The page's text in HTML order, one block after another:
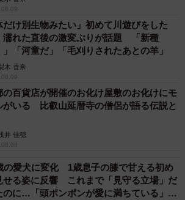
…
った小学生からも驚きの声をかけられ
ん。
『漢字読めるの？人間なの？』←にん
された途端、28万以上表示され、1万
いた写真には、またまた「止まれ」の
まって」いるももちゃんの姿が！
だけ別生物みたい」初めて川遊びをした
濡れた直後の激変ぶりが話題 「新種
」「河童だ」「毛刈りされたあとの羊」
木 香奈
の百貨店が開催のお化け屋敷のお化けにモ
がいる 比叡山延暦寺の僧侶が語る伝説と
井 佳穂
の愛犬に変化 1歳息子の膝で甘える初め
せる姿に反響 これまで「見守る立場」だ
のに…「頭ポンポンが愛に満ちている」